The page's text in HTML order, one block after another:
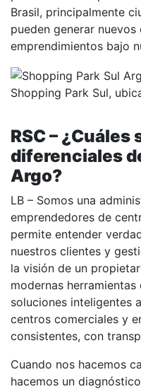
Brasil, principalmente
pueden generar
emprendimientos bajo
Shopping Park Sul,
RSC –
diferenciales
Argo?
LB – Somos una
emprendedores de
permite entender
nuestros clientes y
la visión de un
modernas
soluciones inteligentes
centros comerciales y
consistentes, con
Cuando nos hacemos
hacemos un